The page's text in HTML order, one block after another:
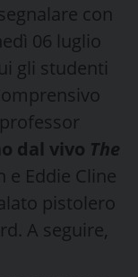
con
06 luglio
gli studenti
dal vivo The
e Eddie Cline
pistolero
A seguire,